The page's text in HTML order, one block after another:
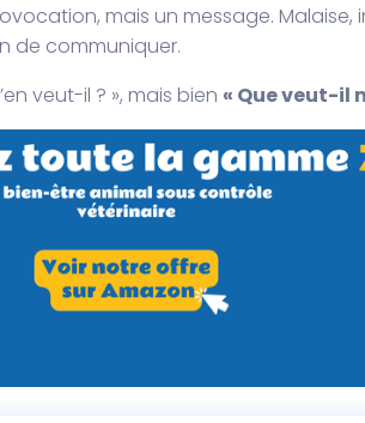
mais un message.
de communiquer.
veut-il ? », mais bien « Que veut-il